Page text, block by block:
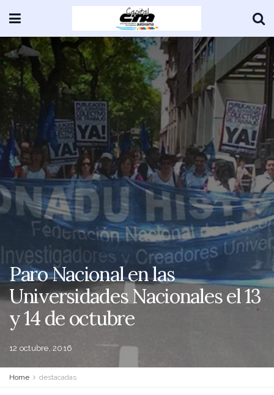
Paro Nacional en las
Universidades Nacionales el 13
y 14 de octubre
12 octubre, 2016
Home destacadas